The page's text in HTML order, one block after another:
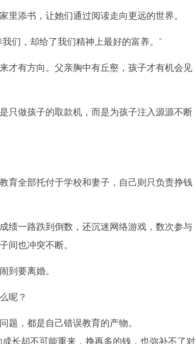
里添书，让她们通过阅读走向更远的世界。
们，却给了我们精神上最好的富养。”
才有方向。父亲胸中有丘壑，孩子才有机会见
只做孩子的取款机，而是为孩子注入源源不断
育全部托付于学校和妻子，自己则只负责挣钱
绩一路跌到倒数，还沉迷网络游戏，数次参与
间也冲突不断。
到要离婚。
呢？
题，都是自己错误教育的产物。
长却不可能重来，挣再多的钱，也弥补不了对